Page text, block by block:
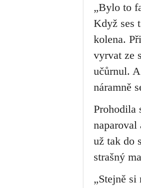
„Bylo to
Když ses
kolena.
vyrvat ze
učůrnul.
náramně
Prohodila
naparoval
už tak do
strašný
„Stejně